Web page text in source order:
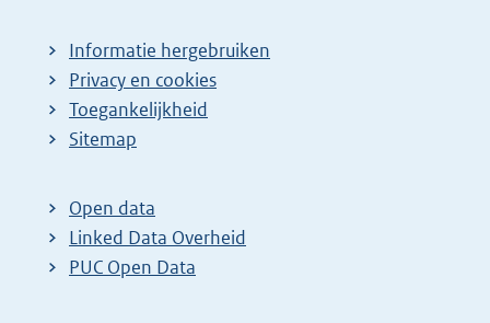
Informatie hergebruiken
Privacy en cookies
Toegankelijkheid
Sitemap
Open data
Linked Data Overheid
PUC Open Data